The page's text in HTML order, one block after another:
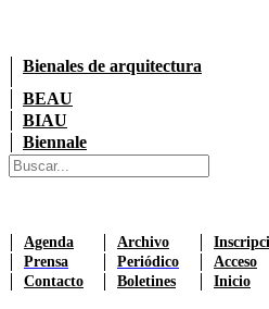
Bienales de arquitectura
BEAU
BIAU
Biennale
Agenda Archivo
Prensa
Periódico
Acceso
Contacto
Boletines Inicio